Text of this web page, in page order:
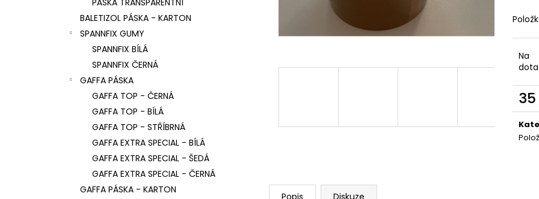
PÁSKA TRANSPARENTNÍ
BALETIZOL PÁSKA - KARTON
SPANNFIX GUMY
SPANNFIX BÍLÁ
SPANNFIX ČERNÁ
GAFFA PÁSKA
GAFFA TOP - ČERNÁ
GAFFA TOP - BÍLÁ
GAFFA TOP - STŘÍBRNÁ
GAFFA EXTRA SPECIAL - BÍLÁ
GAFFA EXTRA SPECIAL - ŠEDÁ
GAFFA EXTRA SPECIAL - ČERNÁ
GAFFA PÁSKA - KARTON
Na
Popis Diskuze
BALETIZOL PÁSKA ČERNÁ 1KS
199 Kč
GAFFA TOP -